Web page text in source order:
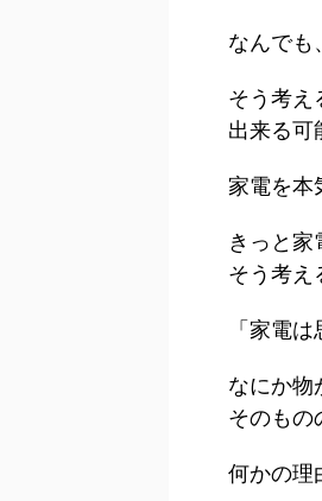
なんでも
そう考え
出来る可
家電を本
きっと家
そう考え
「家電
なにか物
そのもの
何かの理